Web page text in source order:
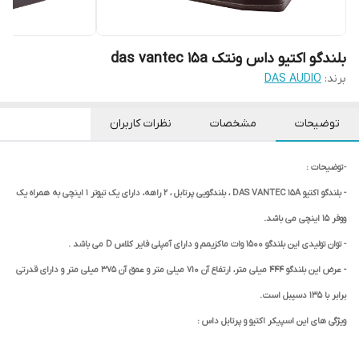
بلندگو اکتیو داس ونتک das vantec 15a
برند: DAS AUDIO
توضیحات مشخصات نظرات کاربران
- توضیحات :
- بلندگو اکتیو DAS VANTEC 15A ، بلندگویی پرتابل ، 2 راهه، دارای یک تیوتر 1 اینچی به همراه یک
ووفر 15 اینچی می باشد.
- توان تولیدی این بلندگو 1500 وات ماکزیمم و دارای آمپلی فایر کلاس D می باشد .
- عرض این بلندگو 444 میلی متر، ارتفاع آن 710 میلی متر و عمق آن 375 میلی متر و دارای قدرتی
برابر با 135 دسیبل است.
ویژگی های این اسپیکر اکتیو و پرتابل داس :